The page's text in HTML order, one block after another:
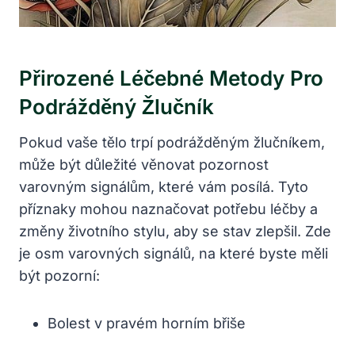
Přirozené Léčebné Metody Pro
Podrážděný Žlučník
Pokud vaše tělo trpí podrážděným žlučníkem,
může být důležité věnovat pozornost
varovným signálům, které vám posílá. Tyto
příznaky mohou naznačovat potřebu léčby a
změny životního stylu, aby se stav zlepšil. Zde
je osm varovných signálů, na které byste měli
být pozorní:
Bolest v pravém horním břiše